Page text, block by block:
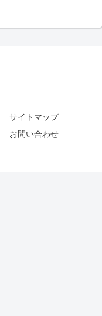
サイトマップ
お問い合わせ